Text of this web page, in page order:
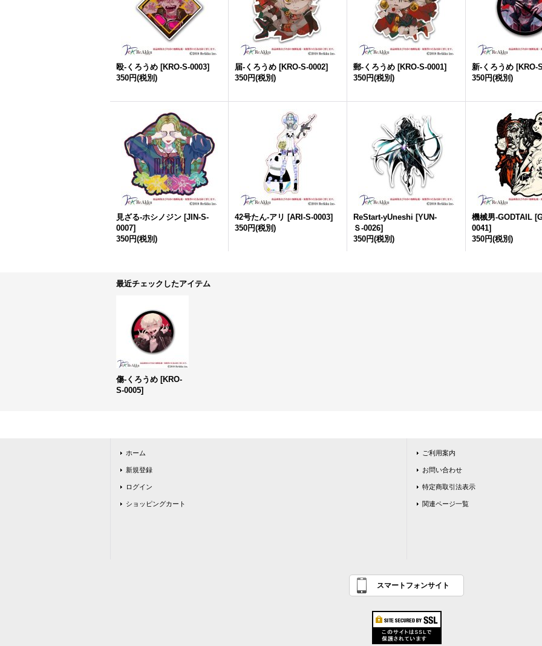
殴-くろうめ [KRO-S-0003]
350円(税別)
届-くろうめ [KRO-S-0002]
350円(税別)
郵-くろうめ [KRO-S-0001]
350円(税別)
新-くろうめ [KRO-
350円(税別)
見ざる-ホシノジン [JIN-S-
0007]
350円(税別)
42号たん-アリ [ARI-S-0003]
350円(税別)
ReStart-yUneshi [YUN-
Ｓ-0026]
350円(税別)
機械男-GODTAIL [
0041]
350円(税別)
最近チェックしたアイテム
傷-くろうめ [KRO-
S-0005]
ホーム
新規登録
ログイン
ショッピングカート
ご利用案内
お問い合わせ
特定商取引法表示
関連ページ一覧
スマートフォンサイト